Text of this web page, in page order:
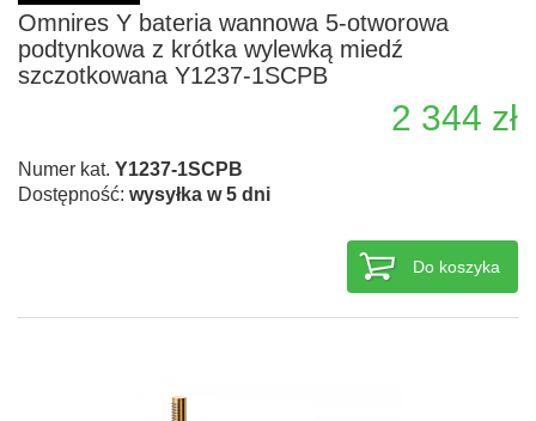
Omnires Y bateria wannowa 5-otworowa
podtynkowa z krótka wylewką miedź
szczotkowana Y1237-1SCPB
2 344 zł
Numer kat. Y1237-1SCPB
Dostępność: wysyłka w 5 dni
Do koszyka